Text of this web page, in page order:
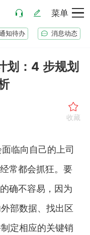
菜单
知待办 消息动态
划：4 步规划
收藏
临向自己的上司
常都会抓狂。要
确不容易，因为
部数据、找出区
定相应的关键销